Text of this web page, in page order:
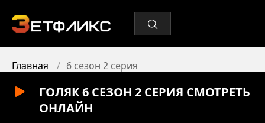
Главная 6 сезон 2 серия
ГОЛЯК 6 СЕЗОН 2 СЕРИЯ СМОТРЕТЬ
ОНЛАЙН